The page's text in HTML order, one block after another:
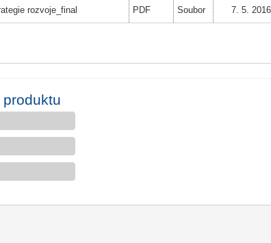
rozvoje_final PDF Soubor 7. 5.